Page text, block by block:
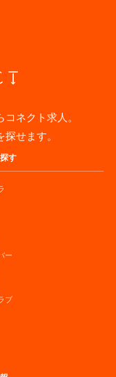
ネクト求人。
せます。
す
ー
ブ